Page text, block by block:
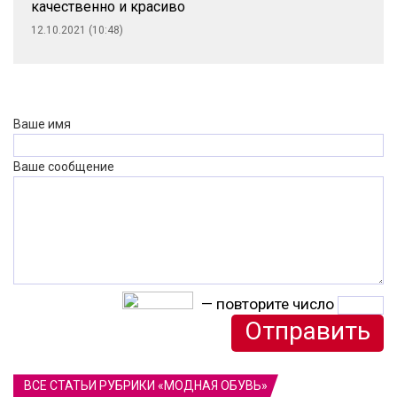
качественно и красиво
12.10.2021 (10:48)
Ваше имя
Ваше сообщение
— повторите число
ВСЕ СТАТЬИ РУБРИКИ «МОДНАЯ ОБУВЬ»